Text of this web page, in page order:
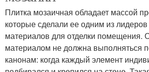
Плитка мозаичная обладает массой
которые сделали ее одним из
материалов для отделки помещения.
материалом не должна выполняться
канонам: когда каждый элемент